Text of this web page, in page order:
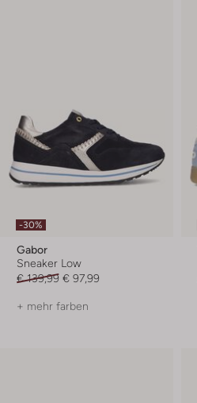
-30%
Gabor
Sneaker Low
€ 139,99 € 97,99
+ mehr farben